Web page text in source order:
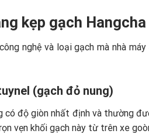
kẹp gạch
nghệ và loại gạch mà nhà
(gạch đỏ nung)
có độ giòn nhất định và thường
vẹn khối gạch này từ trên xe